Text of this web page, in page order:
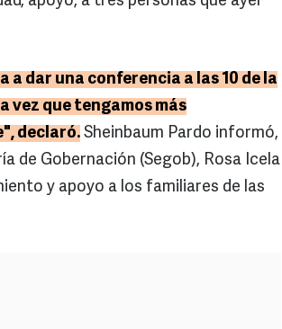
a dar una conferencia a las 10 de la
vez que tengamos más
declaró. Sheinbaum Pardo informó,
de Gobernación (Segob), Rosa Icela
y apoyo a los familiares de las